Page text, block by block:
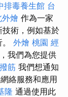
排毒養生館 台
外燴 作為一家
術，例如基於
外燴 桃園 經
我們為您提供
筋 我們想通知
絡服務和應用
隆 通過使用此